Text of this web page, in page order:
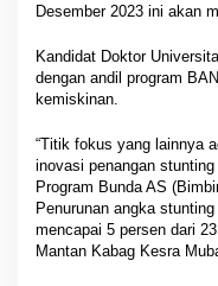
Desember 2023 ini akan
Kandidat Doktor
dengan andil program
kemiskinan.
“Titik fokus yang lainnya
inovasi penangan
Program Bunda AS
Penurunan angka
mencapai 5 persen dari
Mantan Kabag Kesra